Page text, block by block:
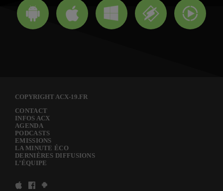
COPYRIGHT ACX-19.FR
CONTACT
INFOS ACX
AGENDA
PODCASTS
EMISSIONS
LA MINUTE ÉCO
DERNIÈRES DIFFUSIONS
L’ÉQUIPE